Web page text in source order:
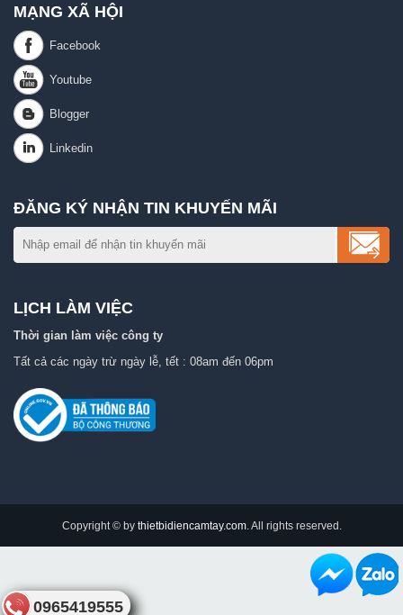
MẠNG XÃ HỘI
ĐĂNG KÝ NHẬN TIN KHUYẾN MÃI
LỊCH LÀM VIỆC
Thời gian làm việc công ty
Tất cả các ngày trừ ngày lễ, tết : 08am đến 06pm
Copyright © by thietbidiencamtay.com. All rights reserved.
0965419555